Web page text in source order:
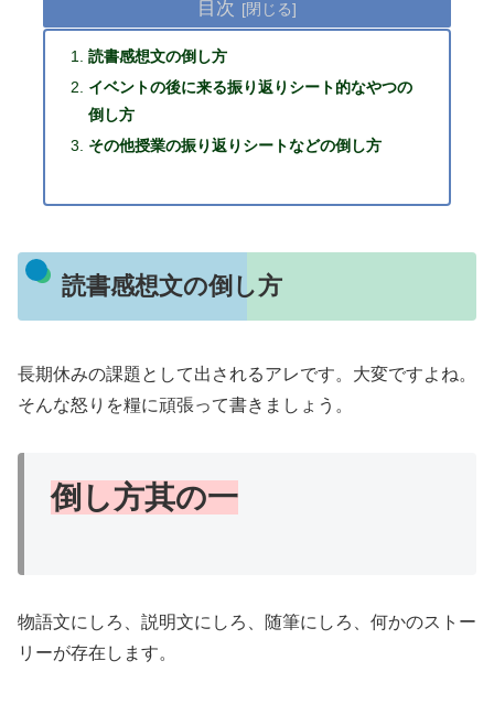
目次
読書感想文の倒し方
イベントの後に来る振り返りシート的なやつの
倒し方
その他授業の振り返りシートなどの倒し方
読書感想文の倒し方
長期休みの課題として出されるアレです。大変ですよね。
そんな怒りを糧に頑張って書きましょう。
倒し方其の一
物語文にしろ、説明文にしろ、随筆にしろ、何かのストー
リーが存在します。